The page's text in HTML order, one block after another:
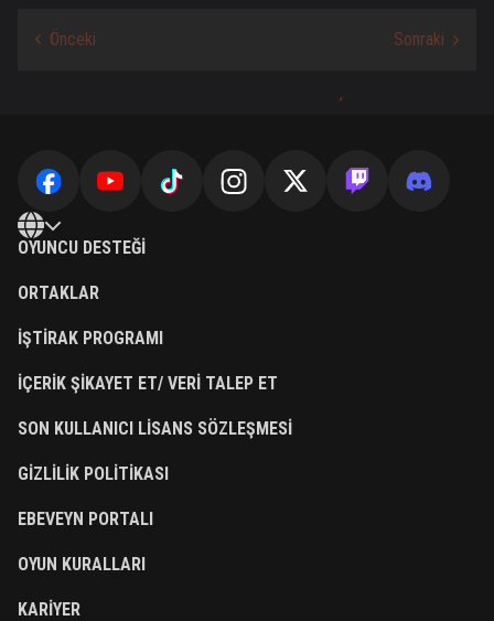
OYUNCU DESTEĞI
ORTAKLAR
İŞTIRAK PROGRAMI
İÇERIK ŞIKAYET ET/ VERI TALEP ET
SON KULLANICI LISANS SÖZLEŞMESI
GIZLILIK POLITIKASI
EBEVEYN PORTALI
OYUN KURALLARI
KARIYER